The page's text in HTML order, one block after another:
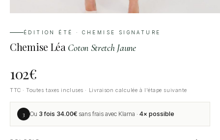
ÉDITION ÉTÉ · CHEMISE SIGNATURE
Chemise Léa Coton Stretch Jaune
102€
TTC · Toutes taxes incluses · Livraison calculée à l'étape suivante
3 Ou 3 fois 34.00€ sans frais avec Klarna · 4× possible